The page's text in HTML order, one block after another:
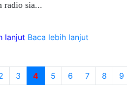
radio sia...
lanjut Baca lebih lanjut
3 4 5 6 7 8 9